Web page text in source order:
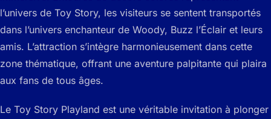
l’univers de Toy Story, les visiteurs se sentent transportés
dans l’univers enchanteur de Woody, Buzz l’Éclair et leurs
amis. L’attraction s’intègre harmonieusement dans cette
zone thématique, offrant une aventure palpitante qui plaira
aux fans de tous âges.
Le Toy Story Playland est une véritable invitation à plonger